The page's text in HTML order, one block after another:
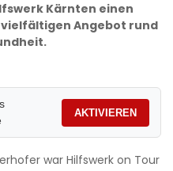
Kärnten einen
Angebot rund
AKTIVIEREN
war Hilfswerk on Tour